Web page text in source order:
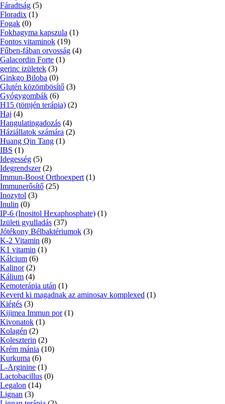
Fáradtság (5)
Floradix (1)
Fogak (0)
Fokhagyma kapszula (1)
Fontos vitaminok (19)
Fűben-fában orvosság (4)
Galacordin Forte (1)
gerinc izületek (3)
Ginkgo Biloba (0)
Glutén közömbösítő (3)
Gyógygombák (6)
H15 (tömjén terápia) (2)
Haj (4)
Hangulatingadozás (4)
Háziállatok számára (2)
Huang Qin Tang (1)
IBS (1)
Idegesség (5)
Idegrendszer (2)
Immun-Boost Orthoexpert (1)
Immunerősítő (25)
Inozytol (3)
Inulin (0)
IP-6 (Inositol Hexaphosphate) (1)
Izületi gyulladás (37)
Jótékony Bélbaktériumok (3)
K-2 Vitamin (8)
K1 vitamin (1)
Kálcium (6)
Kalinor (2)
Kálium (4)
Kemoterápia után (1)
Keverd ki magadnak az aminosav komplexed (1)
Kiégés (3)
Kijimea Immun por (1)
Kivonatok (1)
Kolagén (2)
Koleszterin (2)
Krém mánia (10)
Kurkuma (6)
L-Arginine (1)
Lactobacillus (0)
Legalon (14)
Lignan (3)